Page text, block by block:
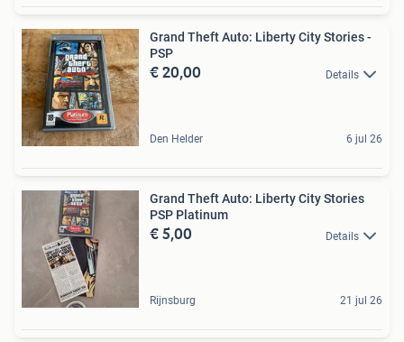
Grand Theft Auto: Liberty City Stories -
PSP
€ 20,00 Details
Den Helder 6 jul 26
Grand Theft Auto: Liberty City Stories
PSP Platinum
€ 5,00 Details
Rijnsburg 21 jul 26